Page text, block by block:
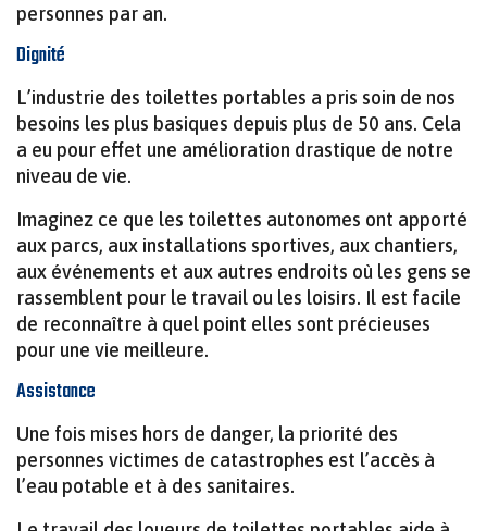
personnes par an.
Dignité
L’industrie des toilettes portables a pris soin de nos
besoins les plus basiques depuis plus de 50 ans. Cela
a eu pour effet une amélioration drastique de notre
niveau de vie.
Imaginez ce que les toilettes autonomes ont apporté
aux parcs, aux installations sportives, aux chantiers,
aux événements et aux autres endroits où les gens se
rassemblent pour le travail ou les loisirs. Il est facile
de reconnaître à quel point elles sont précieuses
pour une vie meilleure.
Assistance
Une fois mises hors de danger, la priorité des
personnes victimes de catastrophes est l’accès à
l’eau potable et à des sanitaires.